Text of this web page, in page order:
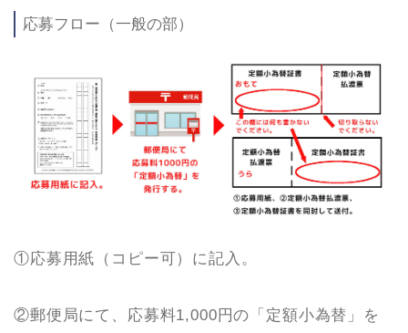
応募フロー（一般の部）
①応募用紙（コピー可）に記入。
②郵便局にて、応募料1,000円の「定額小為替」を